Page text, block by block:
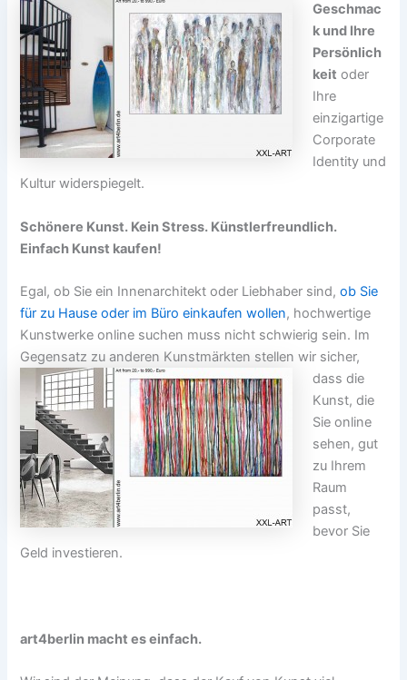
Geschmac
k und Ihre
Persönlich
keit oder
Ihre
einzigartige
Corporate
Identity und
Kultur widerspiegelt.
Schönere Kunst. Kein Stress. Künstlerfreundlich.
Einfach Kunst kaufen!
Egal, ob Sie ein Innenarchitekt oder Liebhaber sind,ob Sie
für zu Hause oder im Büro einkaufen wollen, hochwertige
Kunstwerke online suchen muss nicht schwierig sein. Im
Gegensatz zu anderen Kunstmärkten stellen wir sicher,
dass die
Kunst, die
Sie online
sehen, gut
zu Ihrem
Raum
passt,
bevor Sie
Geld investieren.
art4berlin macht es einfach.